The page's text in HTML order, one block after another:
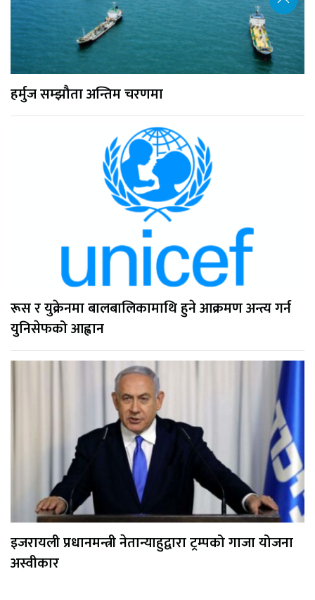
हर्मुज सम्झौता अन्तिम चरणमा
रूस र युक्रेनमा बालबालिकामाथि हुने आक्रमण अन्त्य गर्न
युनिसेफको आह्वान
इजरायली प्रधानमन्त्री नेतान्याहुद्वारा ट्रम्पको गाजा योजना
अस्वीकार